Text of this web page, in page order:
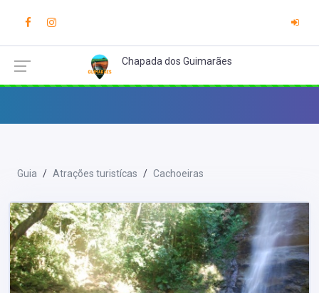
Chapada dos Guimarães
Guia Atrações turistícas Cachoeiras